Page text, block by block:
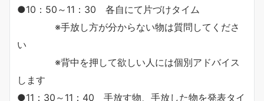
●10：50～11：30 各自にて片づけタイム
※手放し方が分からない物は質問してくださ
い
※背中を押して欲しい人には個別アドバイス
します
●11：30～11：40 手放す物、手放した物を発表タイ